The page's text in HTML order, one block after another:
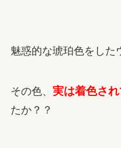
魅惑的な琥珀色をした
その色、 実は着色さ
たか？？